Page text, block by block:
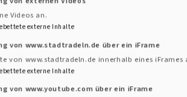
der
Hilfe und diakonische Angebote
„Hilfe-Telefon“ eingerichtet: Sollten
oder körperlich nicht in der Lage
Videos an.
externe Inhalte
von www.stadtradeln.de über ein iFrame
von www.stadtradeln.de innerhalb eines iFrames
externe Inhalte
von www.youtube.com über ein iFrame